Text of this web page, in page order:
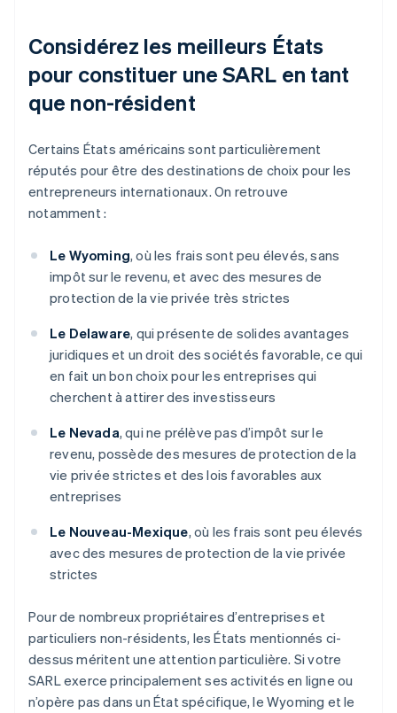
Considérez les meilleurs États
pour constituer une SARL en tant
que non-résident
Certains États américains sont particulièrement
réputés pour être des destinations de choix pour les
entrepreneurs internationaux. On retrouve
notamment :
Le Wyoming, où les frais sont peu élevés, sans
impôt sur le revenu, et avec des mesures de
protection de la vie privée très strictes
Le Delaware, qui présente de solides avantages
juridiques et un droit des sociétés favorable, ce qui
en fait un bon choix pour les entreprises qui
cherchent à attirer des investisseurs
Le Nevada, qui ne prélève pas d’impôt sur le
revenu, possède des mesures de protection de la
vie privée strictes et des lois favorables aux
entreprises
Le Nouveau-Mexique, où les frais sont peu élevés
avec des mesures de protection de la vie privée
strictes
Pour de nombreux propriétaires d’entreprises et
particuliers non-résidents, les États mentionnés ci-
dessus méritent une attention particulière. Si votre
SARL exerce principalement ses activités en ligne ou
n’opère pas dans un État spécifique, le Wyoming et le